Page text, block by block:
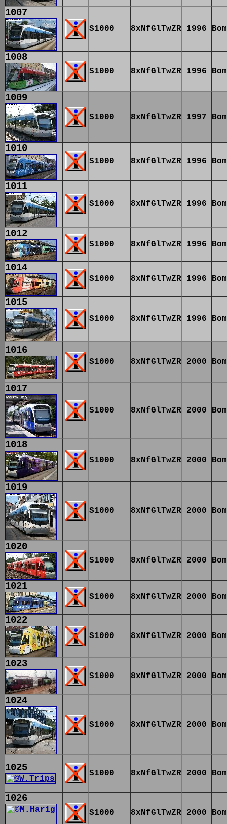
1007
S1000 8xNfGlTwZR 1996
1008
S1000 8xNfGlTwZR 1996
1009
S1000 8xNfGlTwZR 1997
1010
S1000 8xNfGlTwZR 1996
1011
S1000 8xNfGlTwZR 1996
1012
S1000 8xNfGlTwZR 1996
1014
S1000 8xNfGlTwZR 1996
1015
S1000 8xNfGlTwZR 1996
1016
S1000 8xNfGlTwZR 2000
1017
S1000 8xNfGlTwZR 2000
1018
S1000 8xNfGlTwZR 2000
1019
S1000 8xNfGlTwZR 2000
1020
S1000 8xNfGlTwZR 2000
1021
S1000 8xNfGlTwZR 2000
1022
S1000 8xNfGlTwZR 2000
1023
S1000 8xNfGlTwZR 2000
1024
S1000 8xNfGlTwZR 2000
1025 S1000 8xNfGlTwZR 2000
1026
S1000 8xNfGlTwZR 2000